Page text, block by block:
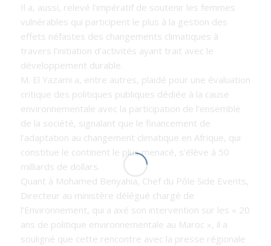
Il a, aussi, relevé l’impératif de soutenir les femmes
vulnérables qui participent le plus à la gestion des
effets néfastes des changements climatiques à
travers l’initiation d’activités ayant trait avec le
développement durable.
M. El Yazami a, entre autres, plaidé pour une évaluation
critique des politiques publiques dédiée à la cause
environnementale avec la participation de l’ensemble
de la société, signalant que le financement de
l’adaptation au changement climatique en Afrique, qui
constitue le continent le plus menacé, s’élève à 50
milliards de dollars.
Quant à Mohamed Benyahia, Chef du Pôle Side Events,
Directeur au ministère délégué chargé de
l’Environnement, qui a axé son intervention sur les « 20
ans de politique environnementale au Maroc », il a
souligné que cette rencontre avec la presse régionale